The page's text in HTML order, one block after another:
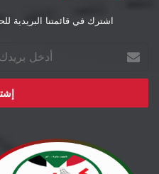
اشترك في قائمتنا البريدية
بريدك
الإلكتروني